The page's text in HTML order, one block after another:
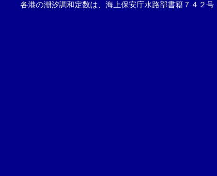
各港の潮汐調和定数は、海上保安庁水路部書籍７４２